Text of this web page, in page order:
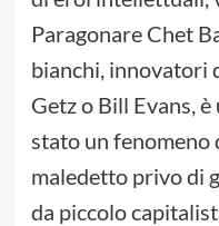
Paragonare Chet
bianchi, innovatori
Getz o Bill Evans, è
stato un fenomeno
maledetto privo di
da piccolo